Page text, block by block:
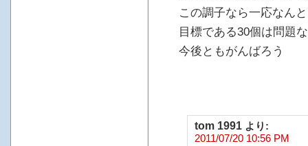
この調子なら一応なん
目標である30個は問題
今後ともがんばろう
tom 1991 より:
2011/07/20 10:56 PM